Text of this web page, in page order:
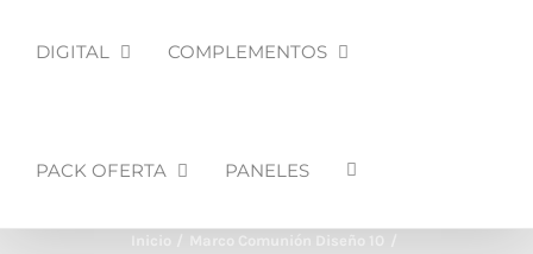
DIGITAL COMPLEMENTOS
PACK OFERTA PANELES